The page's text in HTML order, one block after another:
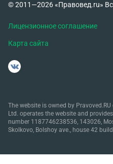
© 2011—2026 «Правовед.ru»
Лицензионное соглашение
Карта сайта
The website is owned by
Ltd. operates the website and
number 1187746238536, 143026,
Skolkovo, Bolshoy ave., house 42